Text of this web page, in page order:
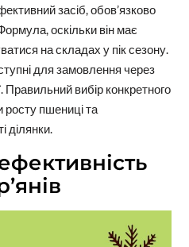
засіб, обов’язково
оскільки він має
на складах у пік сезону.
для замовлення через
Правильний вибір конкретного
росту пшениці та
ділянки.